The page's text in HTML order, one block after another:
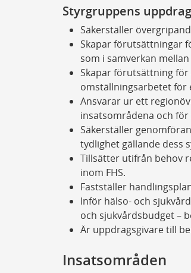
Styrgruppens uppdrag
Säkerställer
Skapar förutsättningar
som i samverkan
Skapar förutsättning
omställningsarbetet för
Ansvarar ur ett
insatsområdena och
Säkerställer
tydlighet gällande dess
Tillsätter utifrån behov
inom FHS.
Fastställer
Inför hälso- och
och sjukvårdsbudget –
Är uppdragsgivare till
Insatsområden​